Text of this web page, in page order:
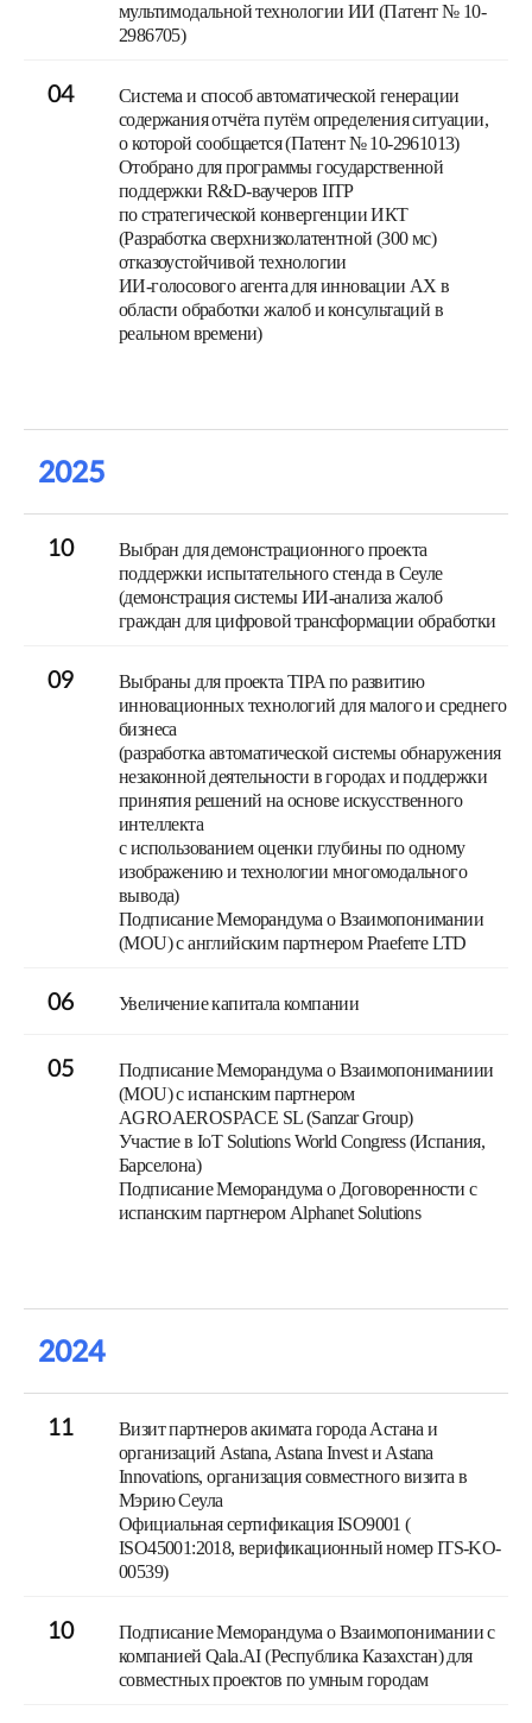
мультимодальной технологии ИИ (Патент № 10-
2986705)
04
Система и способ автоматической генерации
содержания отчёта путём определения ситуации,
о которой сообщается (Патент № 10-2961013)
Отобрано для программы государственной
поддержки R&D-ваучеров IITP
по стратегической конвергенции ИКТ
(Разработка сверхнизколатентной (300 мс)
отказоустойчивой технологии
ИИ-голосового агента для инновации AX в
области обработки жалоб и консультаций в
реальном времени)
2025
10
Выбран для демонстрационного проекта
поддержки испытательного стенда в Сеуле
(демонстрация системы ИИ-анализа жалоб
граждан для цифровой трансформации обработки
09
Выбраны для проекта TIPA по развитию
инновационных технологий для малого и среднего
бизнеса
(разработка автоматической системы обнаружения
незаконной деятельности в городах и поддержки
принятия решений на основе искусственного
интеллекта
с использованием оценки глубины по одному
изображению и технологии многомодального
вывода)
Подписание Меморандума о Взаимопонимании
(MOU) с английским партнером Praeferre LTD
06 Увеличение капитала компании
05
Подписание Меморандума о Взаимопониманиии
(MOU) с испанским партнером
AGROAEROSPACE SL (Sanzar Group)
Участие в IoT Solutions World Congress (Испания,
Барселона)
Подписание Меморандума о Договоренности с
испанским партнером Alphanet Solutions
2024
11
Визит партнеров акимата города Астана и
организаций Astana, Astana Invest и Astana
Innovations, организация совместного визита в
Мэрию Сеула
Официальная сертификация ISO9001 (
ISO45001:2018, верификационный номер ITS-KO-
00539)
10
Подписание Меморандума о Взаимопонимании с
компанией Qala.AI (Республика Казахстан) для
совместных проектов по умным городам